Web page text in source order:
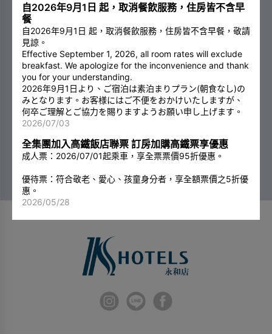
自2026年9月1日 起，取消餐飲服務，住房皆不含早
餐
自2026年9月1日 起，取消餐飲服務，住房皆不含早餐，敬請
見諒。
Effective September 1, 2026, all room rates will exclude
breakfast. We apologize for the inconvenience and thank
you for your understanding.
2026年9月1日より、ご宿泊は素泊まりプラン(朝食なし)の
みとなります。お客様にはご不便をおかけいたしますが、
何卒ご理解とご協力を賜りますようお願い申し上げます。
2026/07/03
全集團加入高鐵飯店聯票 訂房加購高鐵票享優惠
成人票：2026/07/01起乘車，享全票票價95折優惠。
優待票：符合敬老、愛心、孩童身分者，享全額票價之5折優
惠。
2026/05/28